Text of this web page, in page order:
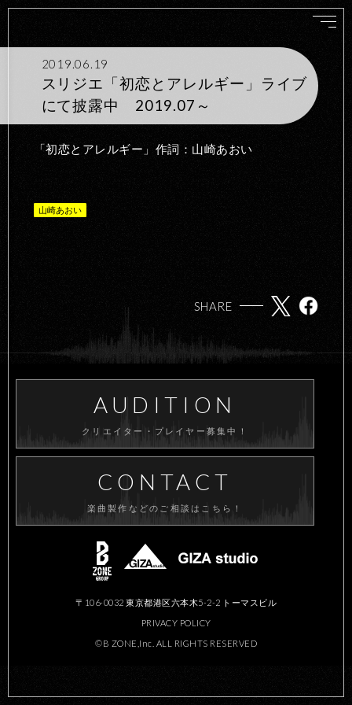
2019.06.19
スリジエ「初恋とアレルギー」ライブ
にて披露中 2019.07～
「初恋とアレルギー」作詞：山崎あおい
山崎あおい
SHARE
〒106-0032 東京都港区六本木5-2-2 トーマスビル
PRIVACY POLICY
©B ZONE,Inc. ALL RIGHTS RESERVED
AUDITION
クリエイター・プレイヤー募集中！
CONTACT
楽曲製作などのご相談はこちら！